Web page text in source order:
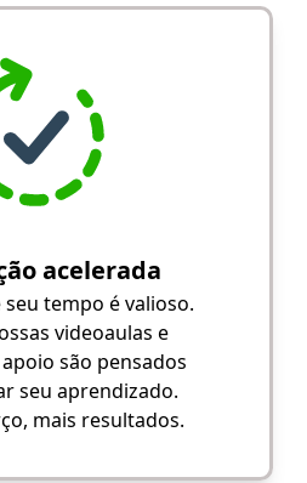
acelerada
tempo é valioso.
videoaulas e
são pensados
seu aprendizado.
mais resultados.